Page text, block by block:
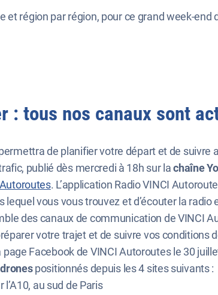
et région par région, pour ce grand week-end
: tous nos canaux sont
de planifier votre départ et de suivre
publié dès mercredi à 18h sur lachaîne
. L’application Radio VINCI
vous vous trouvez et d’écouter la radio
des canaux de communication de VINCI
votre trajet et de suivre vos conditions
Facebook de VINCI Autoroutes le 30
dronespositionnés depuis les 4 sites suivants :
au sud de Paris